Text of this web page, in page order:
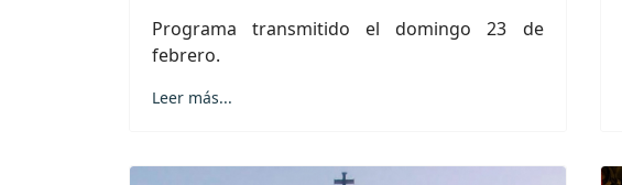
Programa transmitido el domingo 23 de
febrero.
Leer más...